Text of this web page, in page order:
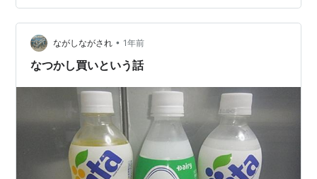
に・・・注意事項です！ 成分・特性（100ml）表示 原材
料表示 期間限定【愛のスコール Skal ぶどう】を飲んで
みた感想 TOMO の 好き（うまい） or 嫌い（まずい）の
最終結果は ↓ 南日本酪農協同株式会社（DA…
ながしながされ • 1年前
なつかし買いという話